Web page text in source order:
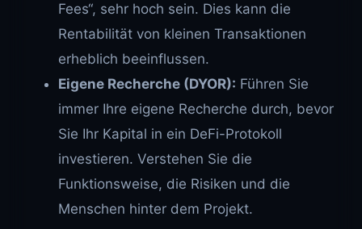
Fees“, sehr hoch sein. Dies kann die
Rentabilität von kleinen Transaktionen
erheblich beeinflussen.
Eigene Recherche (DYOR): Führen Sie
immer Ihre eigene Recherche durch, bevor
Sie Ihr Kapital in ein DeFi-Protokoll
investieren. Verstehen Sie die
Funktionsweise, die Risiken und die
Menschen hinter dem Projekt.